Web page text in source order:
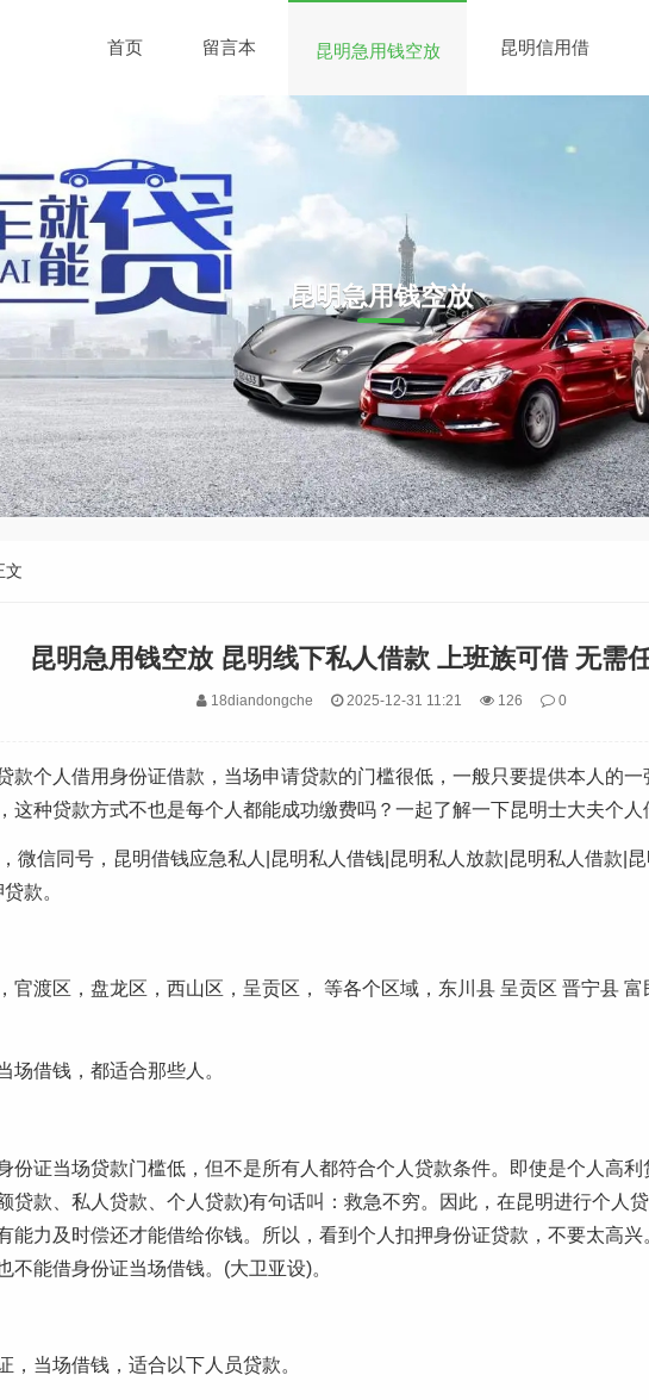
首页 留言本 昆明急用钱空放 昆明信用借
昆明急用钱空放
文
昆明急用钱空放 昆明线下私人借款 上班族可借 无需
18diandongche 2025-12-31 11:21 126 0
款个人借用身份证借款，当场申请贷款的门槛很低，一般只要提供本人的
这种贷款方式不也是每个人都能成功缴费吗？一起了解一下昆明士大夫个人
微信同号，昆明借钱应急私人|昆明私人借钱|昆明私人放款|昆明私人借款|
款。
官渡区，盘龙区，西山区，呈贡区， 等各个区域，东川县 呈贡区 晋宁县
场借钱，都适合那些人。
份证当场贷款门槛低，但不是所有人都符合个人贷款条件。即使是个人高
贷款、私人贷款、个人贷款)有句话叫：救急不穷。因此，在昆明进行个人
能力及时偿还才能借给你钱。所以，看到个人扣押身份证贷款，不要太高
不能借身份证当场借钱。(大卫亚设)。
当场借钱，适合以下人员贷款。